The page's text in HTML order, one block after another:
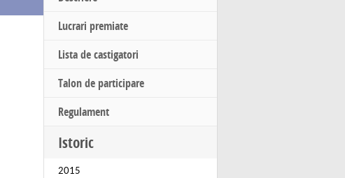
Lucrari premiate
Lista de castigatori
Talon de participare
Regulament
Istoric
2015